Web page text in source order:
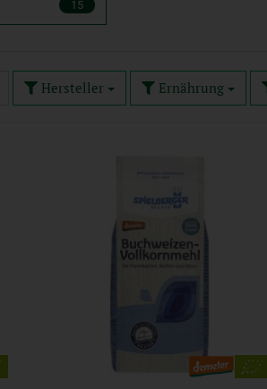
15
Hersteller Ernährung